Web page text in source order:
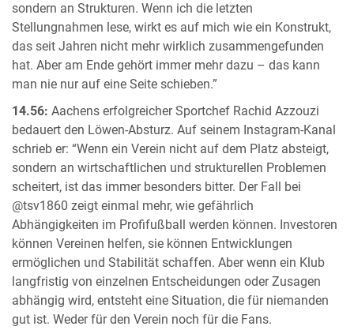
sondern an Strukturen. Wenn ich die letzten
Stellungnahmen lese, wirkt es auf mich wie ein Konstrukt,
das seit Jahren nicht mehr wirklich zusammengefunden
hat. Aber am Ende gehört immer mehr dazu – das kann
man nie nur auf eine Seite schieben.”
14.56: Aachens erfolgreicher Sportchef Rachid Azzouzi
bedauert den Löwen-Absturz. Auf seinem Instagram-Kanal
schrieb er: “Wenn ein Verein nicht auf dem Platz absteigt,
sondern an wirtschaftlichen und strukturellen Problemen
scheitert, ist das immer besonders bitter. Der Fall bei
@tsv1860 zeigt einmal mehr, wie gefährlich
Abhängigkeiten im Profifußball werden können. Investoren
können Vereinen helfen, sie können Entwicklungen
ermöglichen und Stabilität schaffen. Aber wenn ein Klub
langfristig von einzelnen Entscheidungen oder Zusagen
abhängig wird, entsteht eine Situation, die für niemanden
gut ist. Weder für den Verein noch für die Fans.